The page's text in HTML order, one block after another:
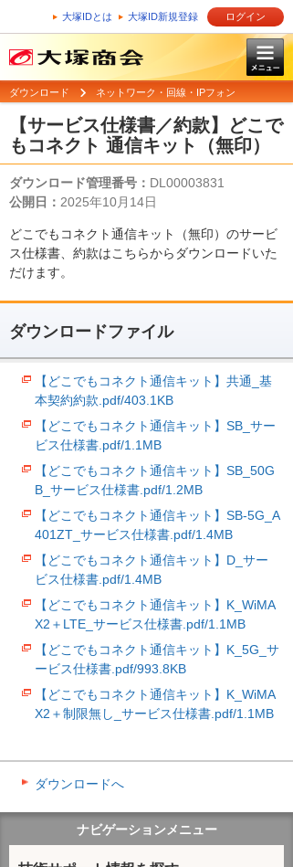
大塚IDとは 大塚ID新規登録 ログイン
ダウンロード ネットワーク・回線・IPフォン
【サービス仕様書／約款】どこで
もコネクト 通信キット（無印）
ダウンロード管理番号： DL00003831
公開日： 2025年10月14日
どこでもコネクト通信キット（無印）のサービ
ス仕様書、約款はこちらからダウンロードいた
だけます。
ダウンロードファイル
【どこでもコネクト通信キット】共通_基
本契約約款.pdf/403.1KB
【どこでもコネクト通信キット】SB_サー
ビス仕様書.pdf/1.1MB
【どこでもコネクト通信キット】SB_50G
B_サービス仕様書.pdf/1.2MB
【どこでもコネクト通信キット】SB-5G_A
401ZT_サービス仕様書.pdf/1.4MB
【どこでもコネクト通信キット】D_サー
ビス仕様書.pdf/1.4MB
【どこでもコネクト通信キット】K_WiMA
X2＋LTE_サービス仕様書.pdf/1.1MB
【どこでもコネクト通信キット】K_5G_サ
ービス仕様書.pdf/993.8KB
【どこでもコネクト通信キット】K_WiMA
X2＋制限無し_サービス仕様書.pdf/1.1MB
ダウンロードへ
ナビゲーションメニュー